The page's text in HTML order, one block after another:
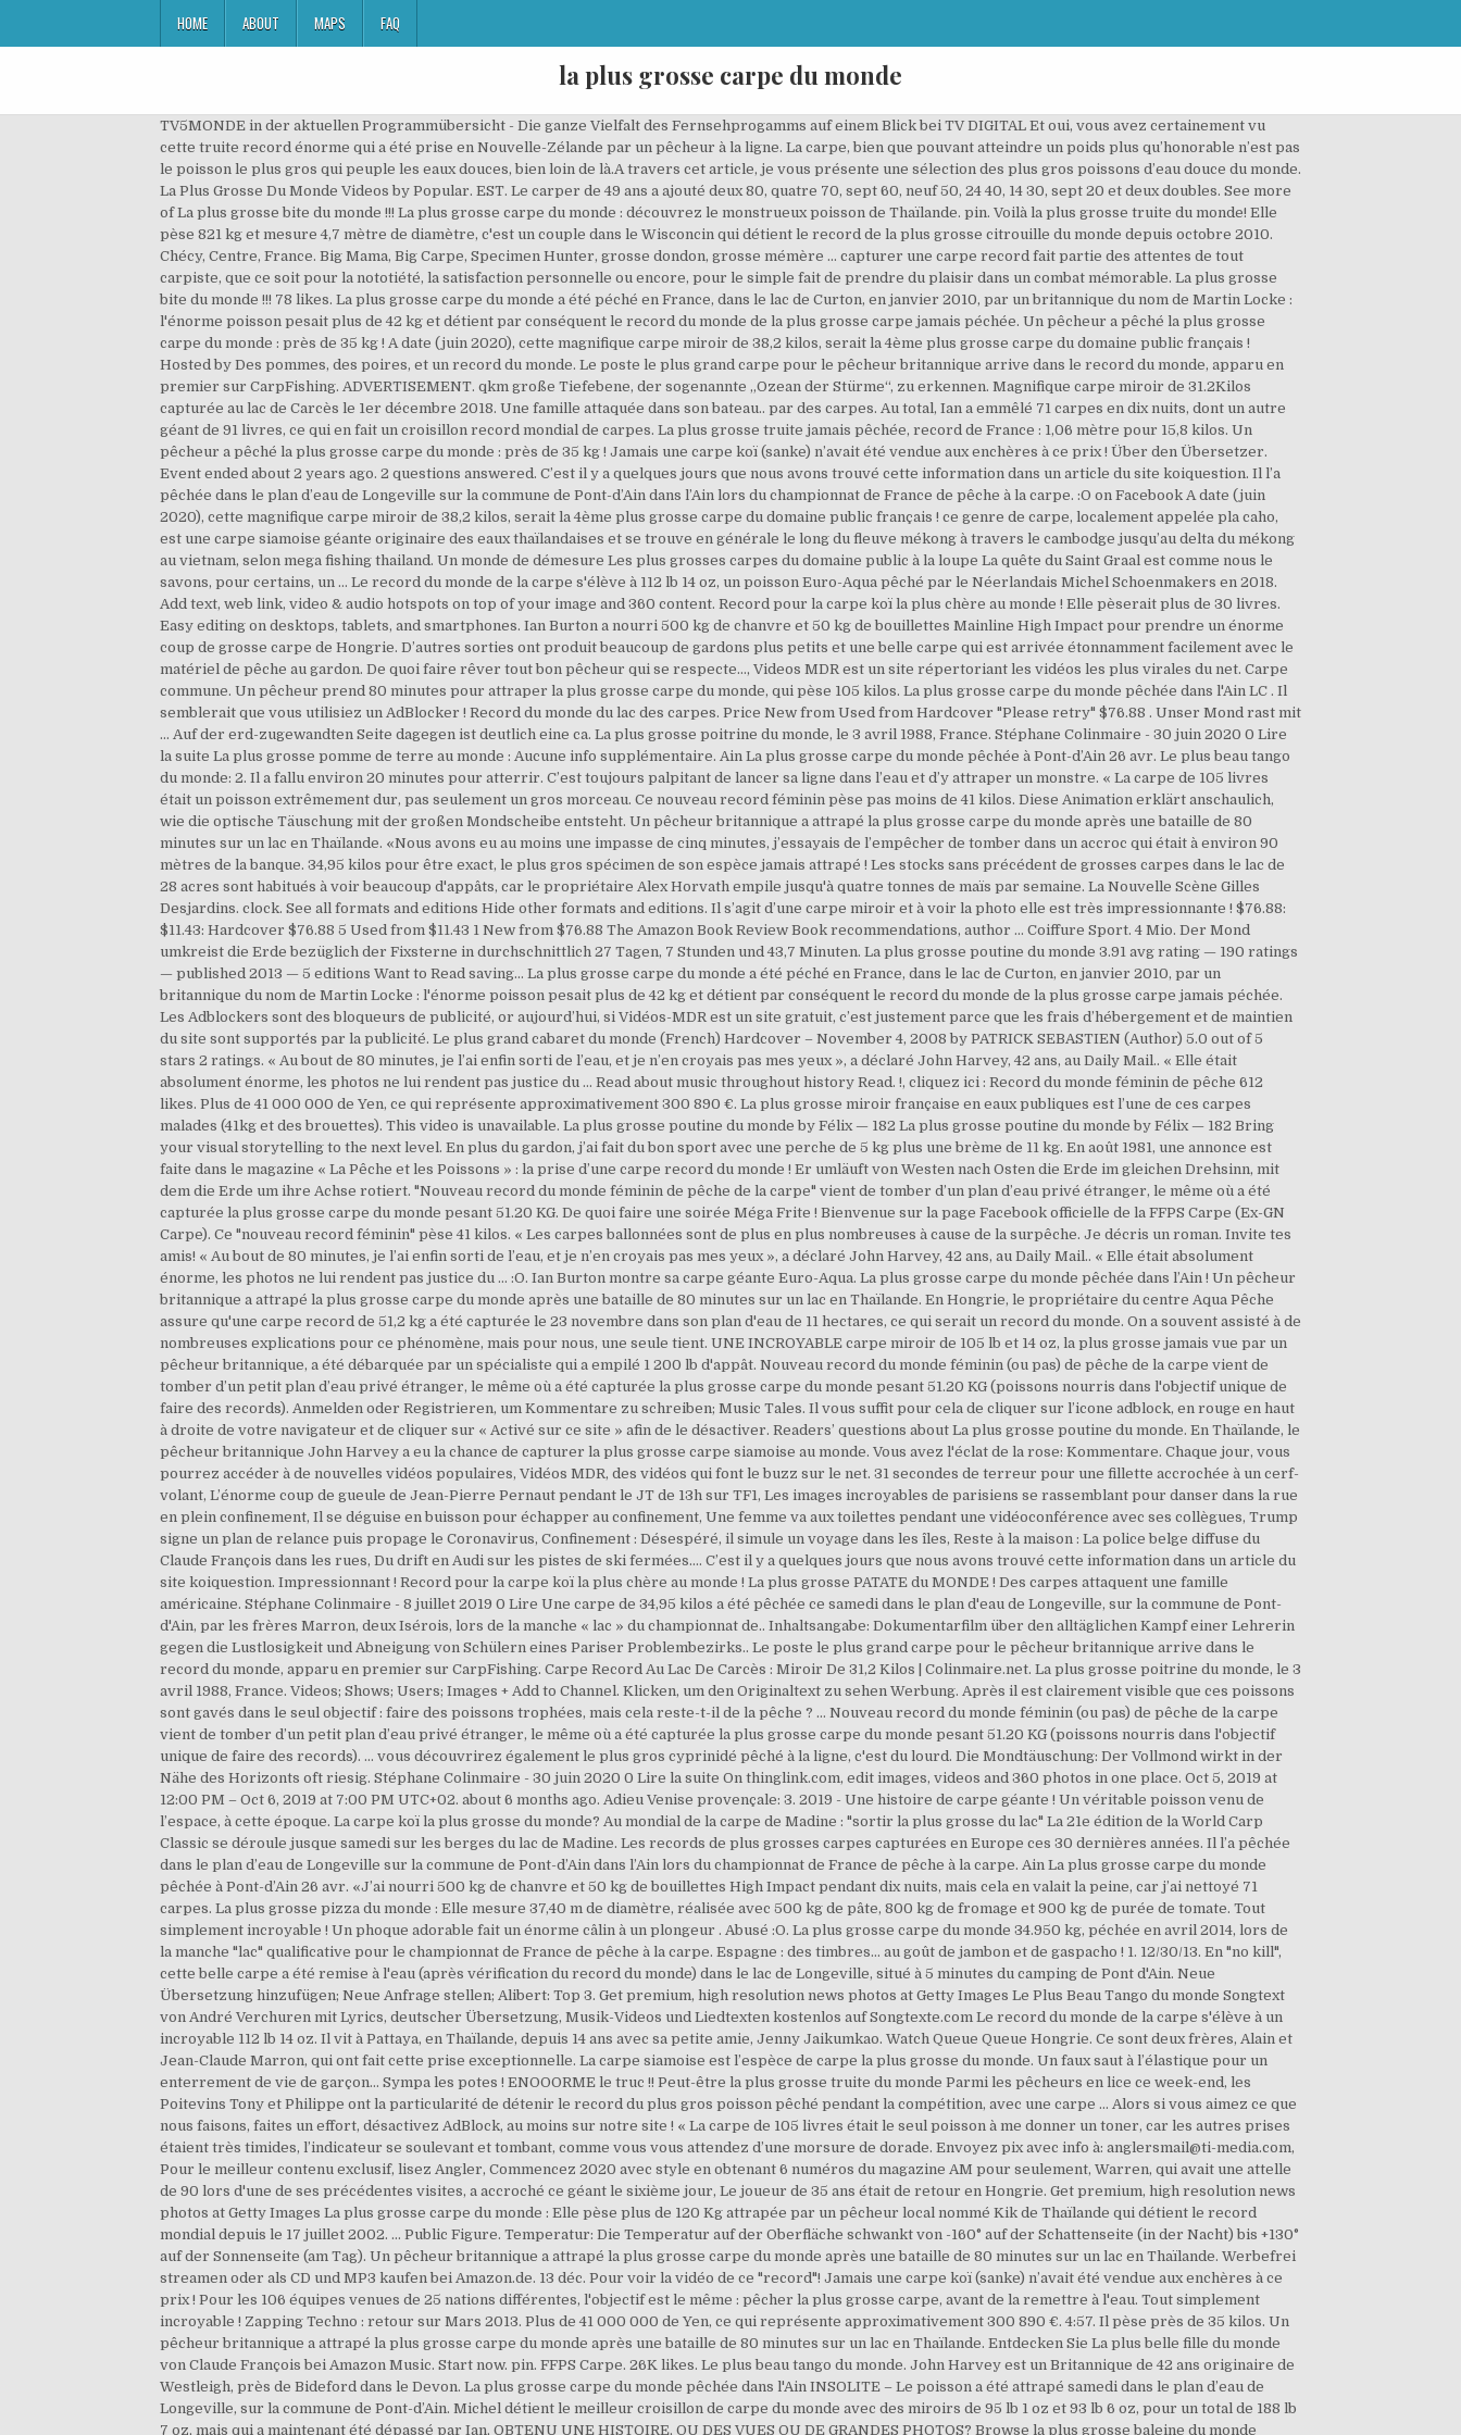
HOME ABOUT MAPS FAQ
la plus grosse carpe du monde
TV5MONDE in der aktuellen Programmübersicht - Die ganze Vielfalt des Fernsehprogamms auf einem Blick bei TV DIGITAL Et oui, vous avez certainement vu cette truite record énorme qui a été prise en Nouvelle-Zélande par un pêcheur à la ligne. La carpe, bien que pouvant atteindre un poids plus qu’honorable n’est pas le poisson le plus gros qui peuple les eaux douces, bien loin de là.A travers cet article, je vous présente une sélection des plus gros poissons d’eau douce du monde. La Plus Grosse Du Monde Videos by Popular. EST. Le carper de 49 ans a ajouté deux 80, quatre 70, sept 60, neuf 50, 24 40, 14 30, sept 20 et deux doubles. See more of La plus grosse bite du monde !!! La plus grosse carpe du monde : découvrez le monstrueux poisson de Thaïlande. pin. Voilà la plus grosse truite du monde! Elle pèse 821 kg et mesure 4,7 mètre de diamètre, c'est un couple dans le Wisconcin qui détient le record de la plus grosse citrouille du monde depuis octobre 2010. Chécy, Centre, France. Big Mama, Big Carpe, Specimen Hunter, grosse dondon, grosse mémère ... capturer une carpe record fait partie des attentes de tout carpiste, que ce soit pour la nototiété, la satisfaction personnelle ou encore, pour le simple fait de prendre du plaisir dans un combat mémorable. La plus grosse bite du monde !!! 78 likes. La plus grosse carpe du monde a été péché en France, dans le lac de Curton, en janvier 2010, par un britannique du nom de Martin Locke : l'énorme poisson pesait plus de 42 kg et détient par conséquent le record du monde de la plus grosse carpe jamais péchée. Un pêcheur a pêché la plus grosse carpe du monde : près de 35 kg ! A date (juin 2020), cette magnifique carpe miroir de 38,2 kilos, serait la 4ème plus grosse carpe du domaine public français ! Hosted by Des pommes, des poires, et un record du monde. Le poste le plus grand carpe pour le pêcheur britannique arrive dans le record du monde, apparu en premier sur CarpFishing. ADVERTISEMENT. qkm große Tiefebene, der sogenannte „Ozean der Stürme“, zu erkennen. Magnifique carpe miroir de 31.2Kilos capturée au lac de Carcès le 1er décembre 2018. Une famille attaquée dans son bateau.. par des carpes. Au total, Ian a emmêlé 71 carpes en dix nuits, dont un autre géant de 91 livres, ce qui en fait un croisillon record mondial de carpes. La plus grosse truite jamais pêchée, record de France : 1,06 mètre pour 15,8 kilos. Un pêcheur a pêché la plus grosse carpe du monde : près de 35 kg ! Jamais une carpe koï (sanke) n’avait été vendue aux enchères à ce prix ! Über den Übersetzer. Event ended about 2 years ago. 2 questions answered. C’est il y a quelques jours que nous avons trouvé cette information dans un article du site koiquestion. Il l’a pêchée dans le plan d’eau de Longeville sur la commune de Pont-d’Ain dans l’Ain lors du championnat de France de pêche à la carpe. :O on Facebook A date (juin 2020), cette magnifique carpe miroir de 38,2 kilos, serait la 4ème plus grosse carpe du domaine public français ! ce genre de carpe, localement appelée pla caho, est une carpe siamoise géante originaire des eaux thaïlandaises et se trouve en générale le long du fleuve mékong à travers le cambodge jusqu’au delta du mékong au vietnam, selon mega fishing thailand. Un monde de démesure Les plus grosses carpes du domaine public à la loupe La quête du Saint Graal est comme nous le savons, pour certains, un … Le record du monde de la carpe s'élève à 112 lb 14 oz, un poisson Euro-Aqua pêché par le Néerlandais Michel Schoenmakers en 2018. Add text, web link, video & audio hotspots on top of your image and 360 content. Record pour la carpe koï la plus chère au monde ! Elle pèserait plus de 30 livres. Easy editing on desktops, tablets, and smartphones. Ian Burton a nourri 500 kg de chanvre et 50 kg de bouillettes Mainline High Impact pour prendre un énorme coup de grosse carpe de Hongrie. D’autres sorties ont produit beaucoup de gardons plus petits et une belle carpe qui est arrivée étonnamment facilement avec le matériel de pêche au gardon. De quoi faire rêver tout bon pêcheur qui se respecte…, Videos MDR est un site répertoriant les vidéos les plus virales du net. Carpe commune. Un pêcheur prend 80 minutes pour attraper la plus grosse carpe du monde, qui pèse 105 kilos. La plus grosse carpe du monde pêchée dans l'Ain LC . Il semblerait que vous utilisiez un AdBlocker ! Record du monde du lac des carpes. Price New from Used from Hardcover "Please retry" $76.88 . Unser Mond rast mit ... Auf der erd-zugewandten Seite dagegen ist deutlich eine ca. La plus grosse poitrine du monde, le 3 avril 1988, France. Stéphane Colinmaire - 30 juin 2020 0 Lire la suite La plus grosse pomme de terre au monde : Aucune info supplémentaire. Ain La plus grosse carpe du monde pêchée à Pont-d’Ain 26 avr. Le plus beau tango du monde: 2. Il a fallu environ 20 minutes pour atterrir. C’est toujours palpitant de lancer sa ligne dans l’eau et d’y attraper un monstre. « La carpe de 105 livres était un poisson extrêmement dur, pas seulement un gros morceau. Ce nouveau record féminin pèse pas moins de 41 kilos. Diese Animation erklärt anschaulich, wie die optische Täuschung mit der großen Mondscheibe entsteht. Un pêcheur britannique a attrapé la plus grosse carpe du monde après une bataille de 80 minutes sur un lac en Thaïlande. «Nous avons eu au moins une impasse de cinq minutes, j’essayais de l’empêcher de tomber dans un accroc qui était à environ 90 mètres de la banque. 34,95 kilos pour être exact, le plus gros spécimen de son espèce jamais attrapé ! Les stocks sans précédent de grosses carpes dans le lac de 28 acres sont habitués à voir beaucoup d'appâts, car le propriétaire Alex Horvath empile jusqu'à quatre tonnes de maïs par semaine. La Nouvelle Scène Gilles Desjardins. clock. See all formats and editions Hide other formats and editions. Il s’agit d’une carpe miroir et à voir la photo elle est très impressionnante ! $76.88: $11.43: Hardcover $76.88 5 Used from $11.43 1 New from $76.88 The Amazon Book Review Book recommendations, author … Coiffure Sport. 4 Mio. Der Mond umkreist die Erde bezüglich der Fixsterne in durchschnittlich 27 Tagen, 7 Stunden und 43,7 Minuten. La plus grosse poutine du monde 3.91 avg rating — 190 ratings — published 2013 — 5 editions Want to Read saving… La plus grosse carpe du monde a été péché en France, dans le lac de Curton, en janvier 2010, par un britannique du nom de Martin Locke : l'énorme poisson pesait plus de 42 kg et détient par conséquent le record du monde de la plus grosse carpe jamais péchée. Les Adblockers sont des bloqueurs de publicité, or aujourd’hui, si Vidéos-MDR est un site gratuit, c’est justement parce que les frais d’hébergement et de maintien du site sont supportés par la publicité. Le plus grand cabaret du monde (French) Hardcover – November 4, 2008 by PATRICK SEBASTIEN (Author) 5.0 out of 5 stars 2 ratings. « Au bout de 80 minutes, je l’ai enfin sorti de l’eau, et je n’en croyais pas mes yeux », a déclaré John Harvey, 42 ans, au Daily Mail.. « Elle était absolument énorme, les photos ne lui rendent pas justice du … Read about music throughout history Read. !, cliquez ici : Record du monde féminin de pêche 612 likes. Plus de 41 000 000 de Yen, ce qui représente approximativement 300 890 €. La plus grosse miroir française en eaux publiques est l’une de ces carpes malades (41kg et des brouettes). This video is unavailable. La plus grosse poutine du monde by Félix — 182 La plus grosse poutine du monde by Félix — 182 Bring your visual storytelling to the next level. En plus du gardon, j’ai fait du bon sport avec une perche de 5 kg plus une brème de 11 kg. En août 1981, une annonce est faite dans le magazine « La Pêche et les Poissons » : la prise d’une carpe record du monde ! Er umläuft von Westen nach Osten die Erde im gleichen Drehsinn, mit dem die Erde um ihre Achse rotiert. "Nouveau record du monde féminin de pêche de la carpe" vient de tomber d’un plan d’eau privé étranger, le même où a été capturée la plus grosse carpe du monde pesant 51.20 KG. De quoi faire une soirée Méga Frite ! Bienvenue sur la page Facebook officielle de la FFPS Carpe (Ex-GN Carpe). Ce "nouveau record féminin" pèse 41 kilos. « Les carpes ballonnées sont de plus en plus nombreuses à cause de la surpêche. Je décris un roman. Invite tes amis! « Au bout de 80 minutes, je l’ai enfin sorti de l’eau, et je n’en croyais pas mes yeux », a déclaré John Harvey, 42 ans, au Daily Mail.. « Elle était absolument énorme, les photos ne lui rendent pas justice du … :O. Ian Burton montre sa carpe géante Euro-Aqua. La plus grosse carpe du monde pêchée dans l’Ain ! Un pêcheur britannique a attrapé la plus grosse carpe du monde après une bataille de 80 minutes sur un lac en Thaïlande. En Hongrie, le propriétaire du centre Aqua Pêche assure qu'une carpe record de 51,2 kg a été capturée le 23 novembre dans son plan d'eau de 11 hectares, ce qui serait un record du monde. On a souvent assisté à de nombreuses explications pour ce phénomène, mais pour nous, une seule tient. UNE INCROYABLE carpe miroir de 105 lb et 14 oz, la plus grosse jamais vue par un pêcheur britannique, a été débarquée par un spécialiste qui a empilé 1 200 lb d'appât. Nouveau record du monde féminin (ou pas) de pêche de la carpe vient de tomber d’un petit plan d’eau privé étranger, le même où a été capturée la plus grosse carpe du monde pesant 51.20 KG (poissons nourris dans l'objectif unique de faire des records). Anmelden oder Registrieren, um Kommentare zu schreiben; Music Tales. Il vous suffit pour cela de cliquer sur l’icone adblock, en rouge en haut à droite de votre navigateur et de cliquer sur « Activé sur ce site » afin de le désactiver. Readers’ questions about La plus grosse poutine du monde. En Thaïlande, le pêcheur britannique John Harvey a eu la chance de capturer la plus grosse carpe siamoise au monde. Vous avez l'éclat de la rose: Kommentare. Chaque jour, vous pourrez accéder à de nouvelles vidéos populaires, Vidéos MDR, des vidéos qui font le